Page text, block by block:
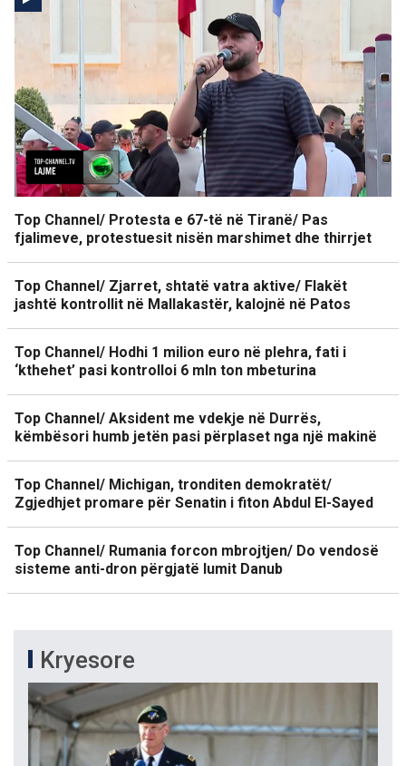
Top Channel/ Protesta e 67-të në Tiranë/ Pas
fjalimeve, protestuesit nisën marshimet dhe thirrjet
Top Channel/ Zjarret, shtatë vatra aktive/ Flakët
jashtë kontrollit në Mallakastër, kalojnë në Patos
Top Channel/ Hodhi 1 milion euro në plehra, fati i
‘kthehet’ pasi kontrolloi 6 mln ton mbeturina
Top Channel/ Aksident me vdekje në Durrës,
këmbësori humb jetën pasi përplaset nga një makinë
Top Channel/ Michigan, tronditen demokratët/
Zgjedhjet promare për Senatin i fiton Abdul El-Sayed
Top Channel/ Rumania forcon mbrojtjen/ Do vendosë
sisteme anti-dron përgjatë lumit Danub
Kryesore